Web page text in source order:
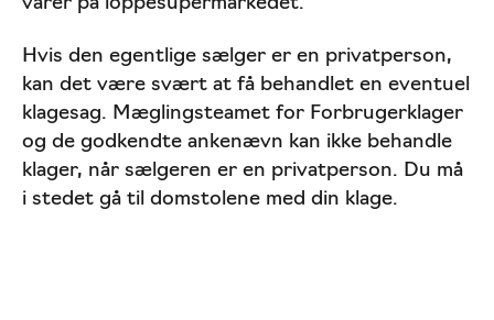
Hvis den egentlige sælger er en privatperson,
kan det være svært at få behandlet en eventuel
klagesag. Mæglingsteamet for Forbrugerklager
og de godkendte ankenævn kan ikke behandle
klager, når sælgeren er en privatperson. Du må
i stedet gå til domstolene med din klage.